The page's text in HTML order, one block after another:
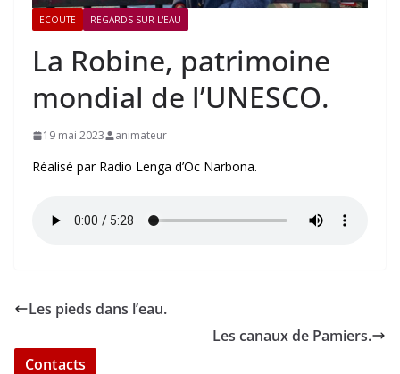
ECOUTE REGARDS SUR L'EAU
La Robine, patrimoine
mondial de l’UNESCO.
19 mai 2023 animateur
Réalisé par Radio Lenga d’Oc Narbona.
Les pieds dans l’eau.
Les canaux de Pamiers.
Contacts